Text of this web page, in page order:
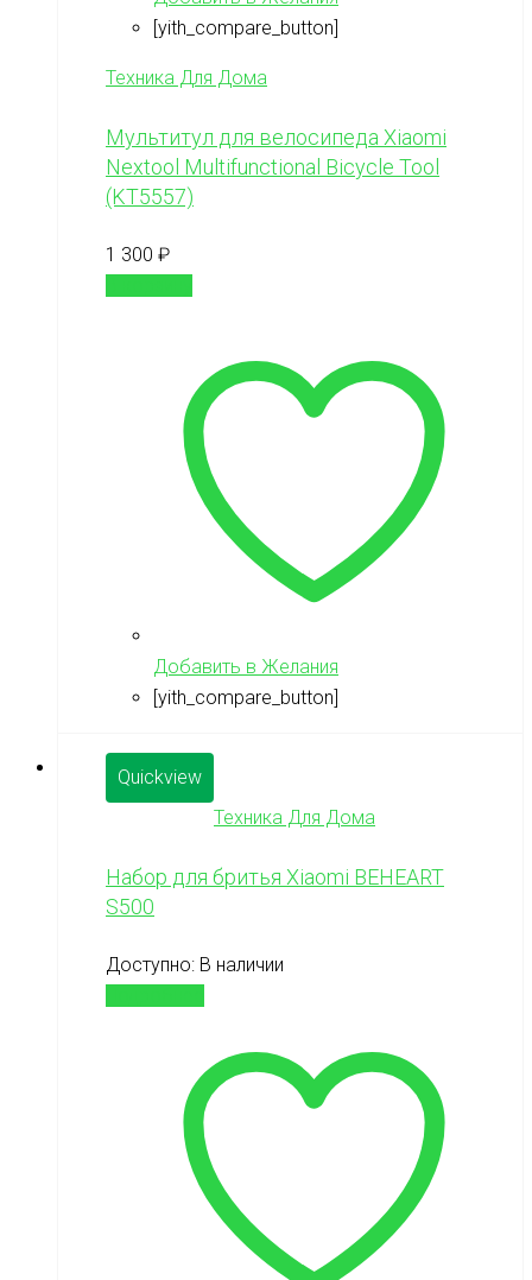
[yith_compare_button]
Техника Для Дома
Мультитул для велосипеда Xiaomi
Nextool Multifunctional Bicycle Tool
(KT5557)
1 300 ₽
Добавить в Желания
[yith_compare_button]
Quickview
Техника Для Дома
Набор для бритья Xiaomi BEHEART
S500
Доступно: В наличии